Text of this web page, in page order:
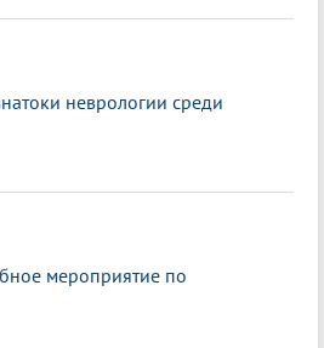
неврологии среди
мероприятие по